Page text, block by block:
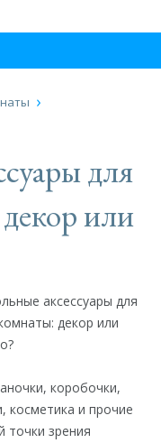
для
или
коробочки,
косметика и прочие
точки зрения